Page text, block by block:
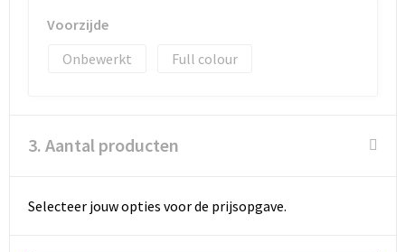
Voorzijde
Onbewerkt
Full colour
3. Aantal producten
Selecteer jouw opties voor de prijsopgave.